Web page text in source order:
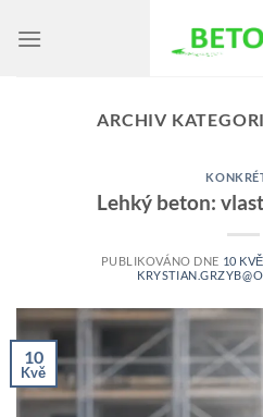
ARCHIV
Lehký beton:
PUBLIKOVÁNO DNE 10
10
Kvě